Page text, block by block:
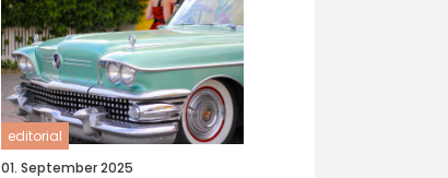
editorial
01. September 2025